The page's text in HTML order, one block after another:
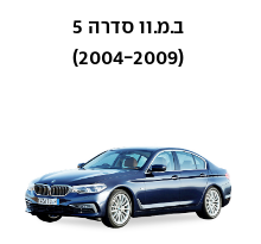
ב.מ.וו סדרה 5
(2004-2009)